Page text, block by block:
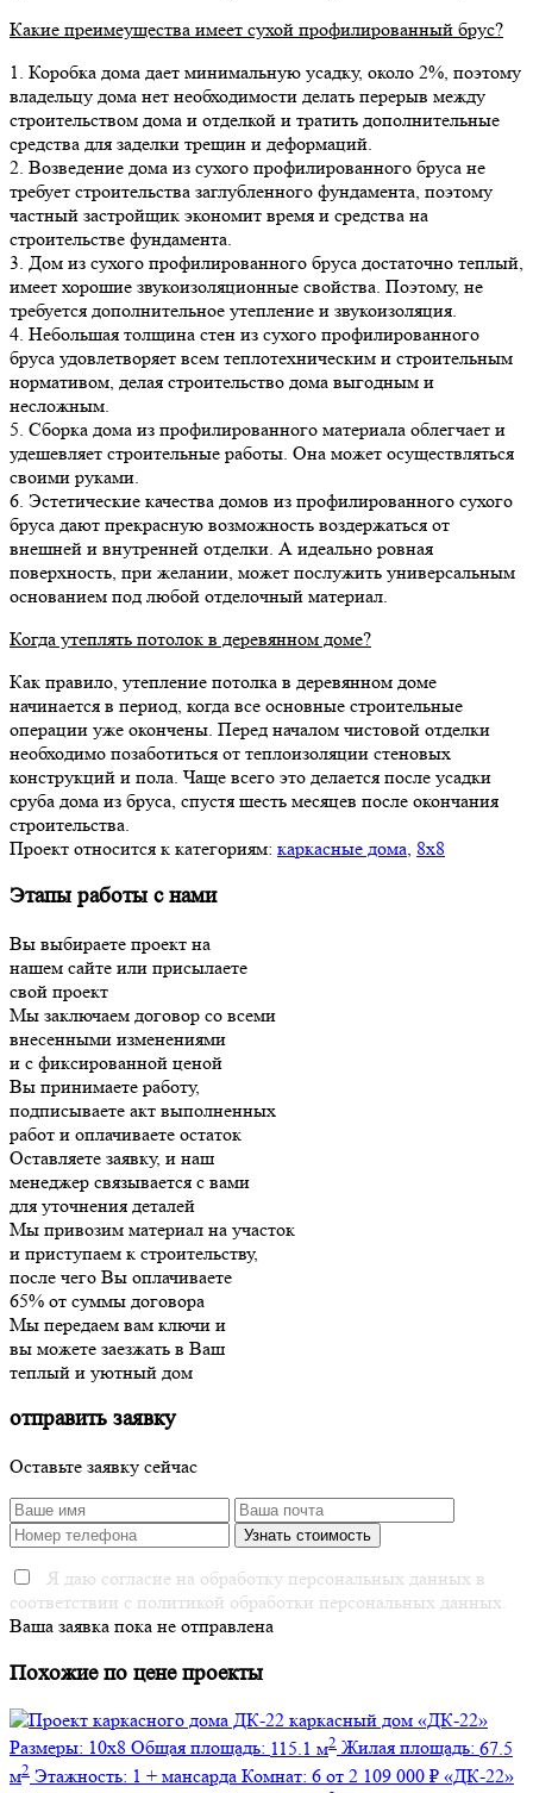
Какие преимеущества имеет сухой профилированный брус?
1. Коробка дома дает минимальную усадку, около 2%, поэтому
владельцу дома нет необходимости делать перерыв между
строительством дома и отделкой и тратить дополнительные
средства для заделки трещин и деформаций.
2. Возведение дома из сухого профилированного бруса не
требует строительства заглубленного фундамента, поэтому
частный застройщик экономит время и средства на
строительстве фундамента.
3. Дом из сухого профилированного бруса достаточно теплый,
имеет хорошие звукоизоляционные свойства. Поэтому, не
требуется дополнительное утепление и звукоизоляция.
4. Небольшая толщина стен из сухого профилированного
бруса удовлетворяет всем теплотехническим и строительным
нормативом, делая строительство дома выгодным и
несложным.
5. Сборка дома из профилированного материала облегчает и
удешевляет строительные работы. Она может осуществляться
своими руками.
6. Эстетические качества домов из профилированного сухого
бруса дают прекрасную возможность воздержаться от
внешней и внутренней отделки. А идеально ровная
поверхность, при желании, может послужить универсальным
основанием под любой отделочный материал.
Когда утеплять потолок в деревянном доме?
Как правило, утепление потолка в деревянном доме
начинается в период, когда все основные строительные
операции уже окончены. Перед началом чистовой отделки
необходимо позаботиться от теплоизоляции стеновых
конструкций и пола. Чаще всего это делается после усадки
сруба дома из бруса, спустя шесть месяцев после окончания
строительства.
Проект относится к категориям: каркасные дома, 8х8
Этапы работы с нами
Вы выбираете проект на
нашем сайте или присылаете
свой проект
Мы заключаем договор со всеми
внесенными изменениями
и с фиксированной ценой
Вы принимаете работу,
подписываете акт выполненных
работ и оплачиваете остаток
Оставляете заявку, и наш
менеджер связывается с вами
для уточнения деталей
Мы привозим материал на участок
и приступаем к строительству,
после чего Вы оплачиваете
65% от суммы договора
Мы передаем вам ключи и
вы можете заезжать в Ваш
теплый и уютный дом
отправить заявку
Оставьте заявку сейчас
Я даю согласие на обработку персональных данных в
соответствии с политикой обработки персональных данных.
Ваша заявка пока не отправлена
Похожие по цене проекты
каркасный дом «ДК-22»
Размеры: 10х8 Общая площадь: 115.1 м2 Жилая площадь: 67.5
м2 Этажность: 1 + мансарда Комнат: 6 от 2 109 000 ₽ «ДК-22»